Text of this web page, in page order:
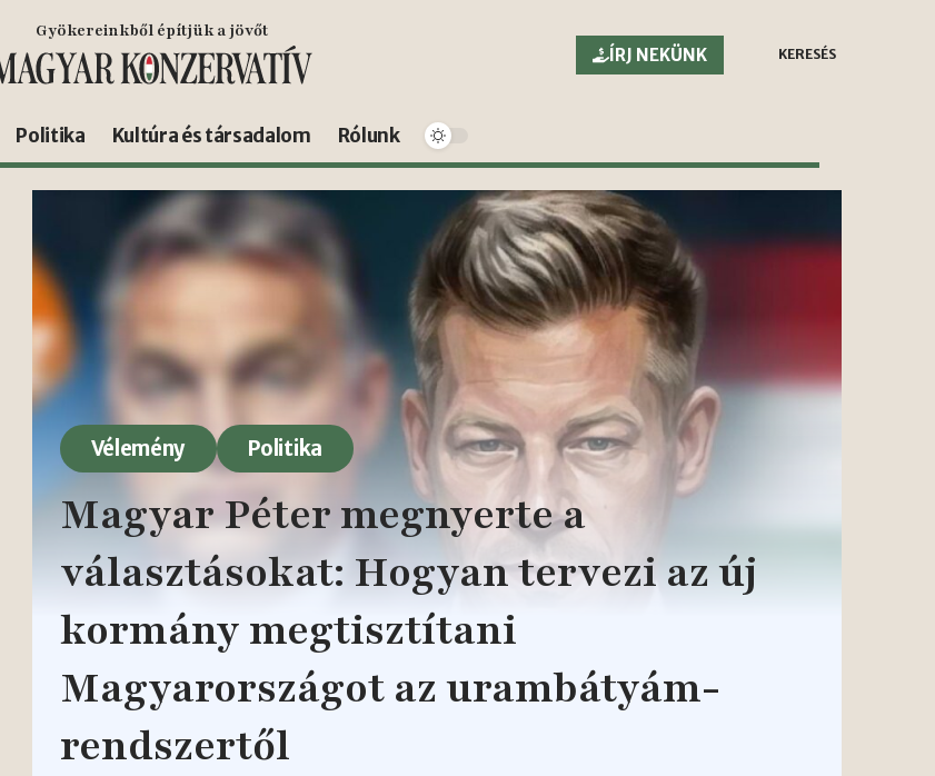
Gyökereinkből építjük a jövőt
ÍRJ NEKÜNK
KERESÉS
Politika Kultúra és társadalom Rólunk
Vélemény Politika
Magyar Péter megnyerte a
választásokat: Hogyan tervezi az új
kormány megtisztítani
Magyarországot az urambátyám-
rendszertől